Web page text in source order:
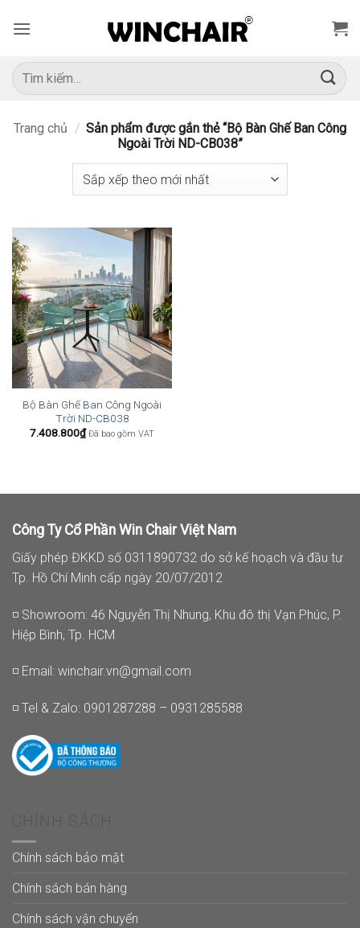
qua
dung
Tìm
kiếm:
Trang chủ / Sản phẩm được gắn thẻ “Bộ Bàn Ghế Ban Công
Ngoài Trời ND-CB038”
Bộ Bàn Ghế Ban Công Ngoài
Trời ND-CB038
7.408.800₫ Đã bao gồm VAT
Công Ty Cổ Phần Win Chair Việt Nam
Giấy phép ĐKKD số 0311890732 do sở kế hoạch và đầu tư
Tp. Hồ Chí Minh cấp ngày 20/07/2012
◽ Showroom: 46 Nguyễn Thị Nhung, Khu đô thị Vạn Phúc, P.
Hiệp Bình, Tp. HCM
◽ Email: winchair.vn@gmail.com
◽ Tel & Zalo: 0901287288 – 0931285588
Chính sách bảo mật
Chính sách bán hàng
Chính sách vận chuyển